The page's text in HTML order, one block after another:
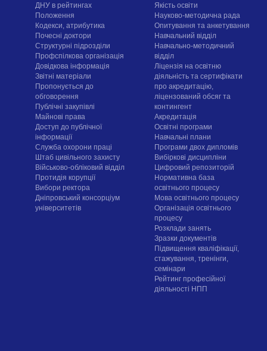
ДНУ в рейтингах
Положення
Кодекси, атрибутика
Почесні доктори
Структурні підрозділи
Профспілкова організація
Довідкова інформація
Звітні матеріали
Пропонується до
обговорення
Публічні закупівлі
Майнові права
Доступ до публічної
інформації
Служба охорони праці
Штаб цивільного захисту
Військово-обліковий відділ
Протидія корупції
Вибори ректора
Дніпровський консорціум
університетів
Якість освіти
Науково-методична рада
Опитування та анкетування
Навчальний відділ
Навчально-методичний
відділ
Ліцензія на освітню
діяльність та сертифікати
про акредитацію,
ліцензований обсяг та
контингент
Акредитація
Освітні програми
Навчальні плани
Програми двох дипломів
Вибіркові дисципліни
Цифровий репозиторій
Нормативна база
освітнього процесу
Мова освітнього процесу
Організація освітнього
процесу
Розклади занять
Зразки документів
Підвищення кваліфікації,
стажування, тренінги,
семінари
Рейтинг професійної
діяльності НПП